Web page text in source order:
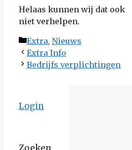
Helaas kunnen wij dat ook
niet verhelpen.
Categorieën
Extra, Nieuws
Extra Info
Bedrijfs verplichtingen
Login